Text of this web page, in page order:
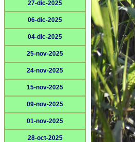
27-dic-2025
06-dic-2025
04-dic-2025
25-nov-2025
24-nov-2025
15-nov-2025
09-nov-2025
01-nov-2025
28-oct-2025